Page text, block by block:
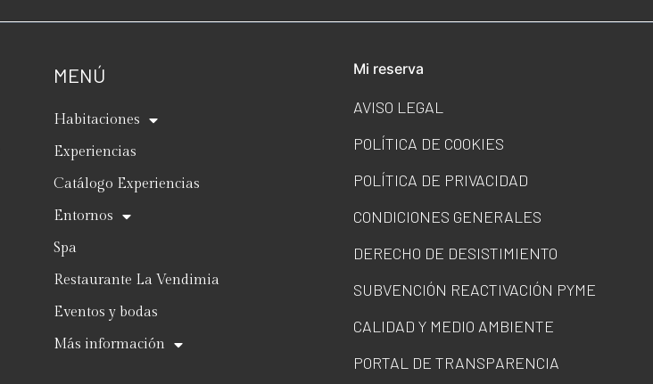
MENÚ
Habitaciones
Experiencias
Catálogo Experiencias
Entornos
Spa
Restaurante La Vendimia
Eventos y bodas
Más información
Mi reserva
AVISO LEGAL
POLÍTICA DE COOKIES
POLÍTICA DE PRIVACIDAD
CONDICIONES GENERALES
DERECHO DE DESISTIMIENTO
SUBVENCIÓN REACTIVACIÓN PYME
CALIDAD Y MEDIO AMBIENTE
PORTAL DE TRANSPARENCIA